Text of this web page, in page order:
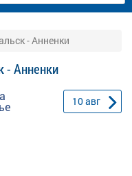
- Анненки
- Анненки
10авг